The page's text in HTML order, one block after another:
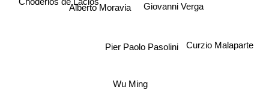
Wu Ming
Alberto Moravia Giovanni Verga
Pier Paolo Pasolini
Choderlos de Laclos
Curzio Malaparte